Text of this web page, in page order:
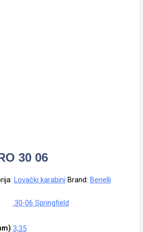
30 06
Lovački karabini Brand: Benelli
.30-06 Springfield
3,35